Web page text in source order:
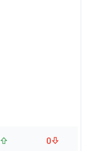
0